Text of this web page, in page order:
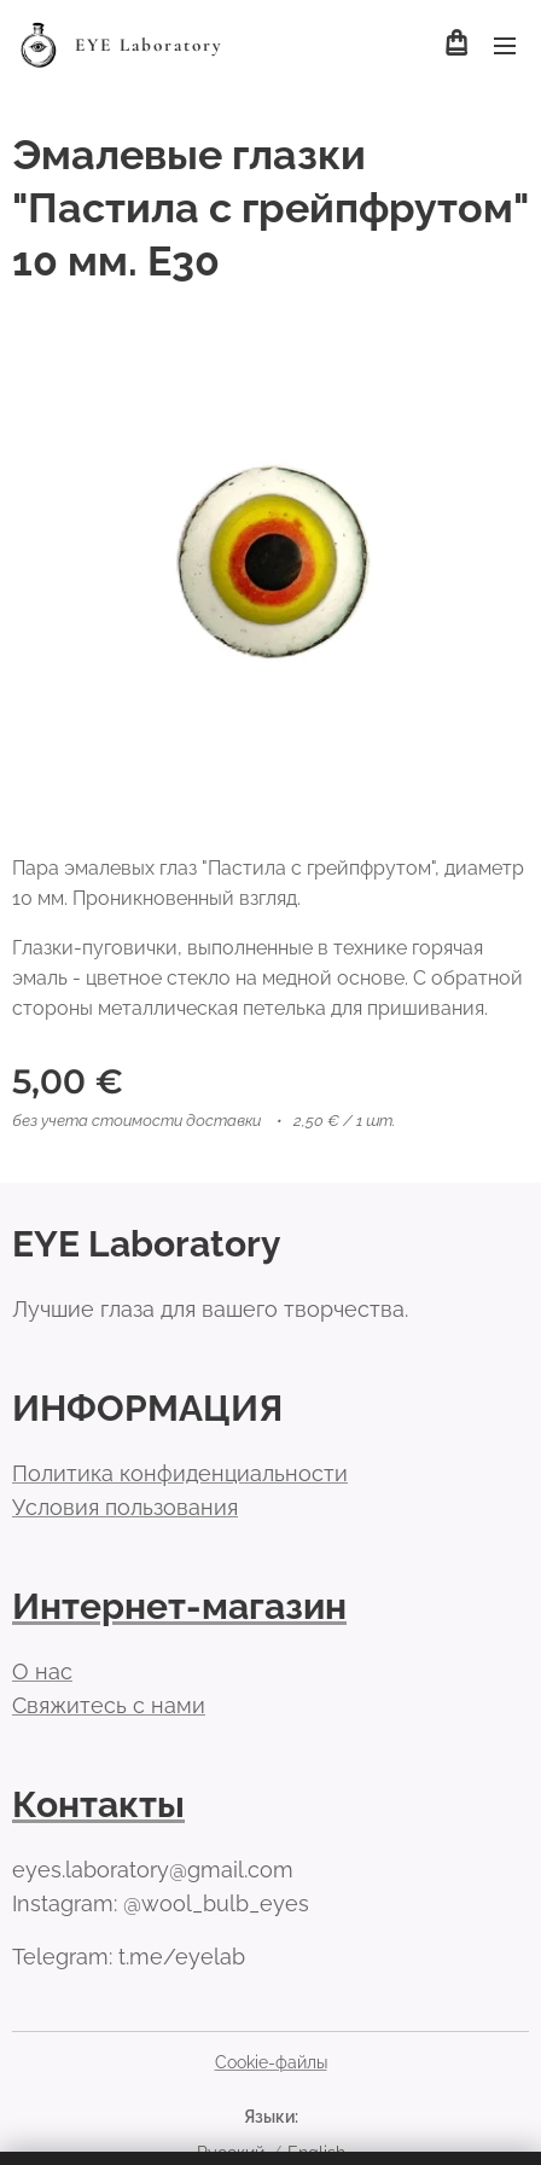
EYE Laboratory
Эмалевые глазки
"Пастила с грейпфрутом"
10 мм. Е30
Пара эмалевых глаз "Пастила с грейпфрутом", диаметр
10 мм. Проникновенный взгляд.
Глазки-пуговички, выполненные в технике горячая
эмаль - цветное стекло на медной основе. С обратной
стороны металлическая петелька для пришивания.
5,00 €
без учета стоимости доставки 2,50 € / 1 шт.
EYE Laboratory
Лучшие глаза для вашего творчества.
ИНФОРМАЦИЯ
Политика конфиденциальности
Условия пользования
Интернет-магазин
О нас
Свяжитесь с нами
Контакты
eyes.laboratory@gmail.com
Instagram: @wool_bulb_eyes
Telegram: t.me/eyelab
Cookie-файлы
Языки
Русский
English